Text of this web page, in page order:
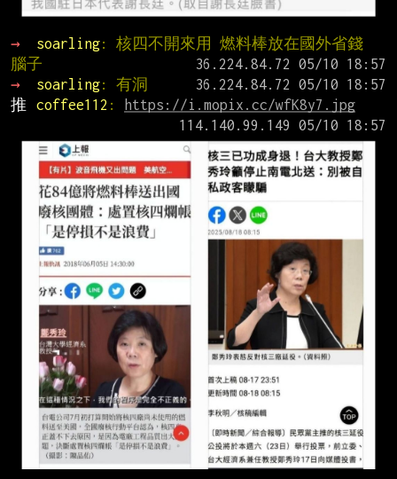
→ soarling: 核四不開來用 燃料棒放在國外省錢
腦子
→
soarling: 有洞
推
coffee112 :
https://i.mopix.cc/wfK8y7.jpg